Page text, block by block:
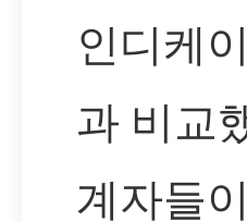
인디케
과 비교
계자들